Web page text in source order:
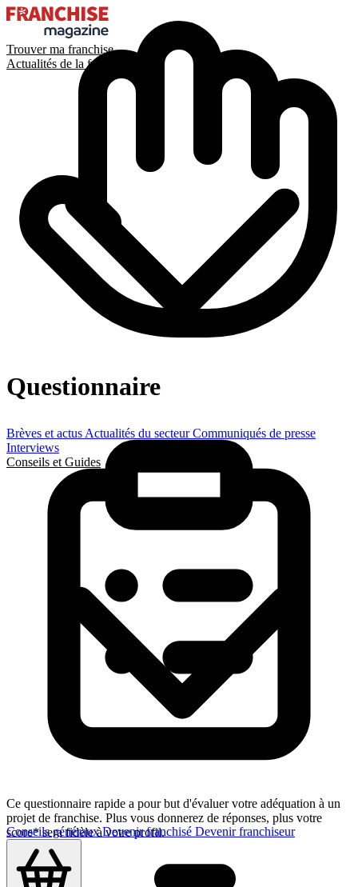
Trouver ma franchise
Actualités de la franchise
Brèves et actus Actualités du secteurCommuniqués de presse
Interviews
Conseils et Guides
Conseils générauxDevenir franchisé Devenir franchiseur
Questionnaire
Ce questionnaire rapide a pour but d'évaluer votre adéquation à un
projet de franchise. Plus vous donnerez de réponses, plus votre
score* sera fidèle à votre profil.